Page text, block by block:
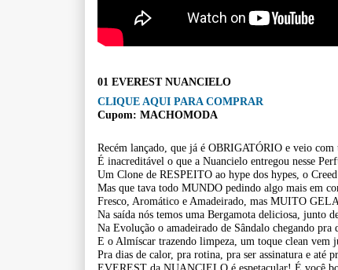
01 EVEREST NUANCIELO
CLIQUE AQUI PARA COMPRAR
Cupom: MACHOMODA
Recém lançado, que já é OBRIGATÓRIO e veio
É inacreditável o que a Nuancielo entregou nesse
Um Clone de RESPEITO ao hype dos hypes, o
Mas que tava todo MUNDO pedindo algo mais em
Fresco, Aromático e Amadeirado, mas MUITO
Na saída nós temos uma Bergamota deliciosa,
Na Evolução o amadeirado de Sândalo chegando
E o Almíscar trazendo limpeza, um toque clean vem
Pra dias de calor, pra rotina, pra ser assinatura e até